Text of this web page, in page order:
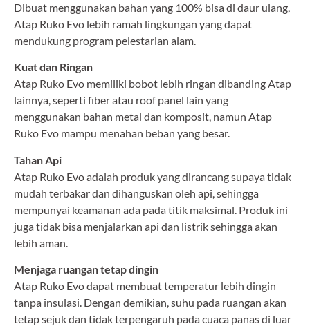
Dibuat menggunakan bahan yang 100% bisa di daur ulang,
Atap Ruko Evo lebih ramah lingkungan yang dapat
mendukung program pelestarian alam.
Kuat dan Ringan
Atap Ruko Evo memiliki bobot lebih ringan dibanding Atap
lainnya, seperti fiber atau roof panel lain yang
menggunakan bahan metal dan komposit, namun Atap
Ruko Evo mampu menahan beban yang besar.
Tahan Api
Atap Ruko Evo adalah produk yang dirancang supaya tidak
mudah terbakar dan dihanguskan oleh api, sehingga
mempunyai keamanan ada pada titik maksimal. Produk ini
juga tidak bisa menjalarkan api dan listrik sehingga akan
lebih aman.
Menjaga ruangan tetap dingin
Atap Ruko Evo dapat membuat temperatur lebih dingin
tanpa insulasi. Dengan demikian, suhu pada ruangan akan
tetap sejuk dan tidak terpengaruh pada cuaca panas di luar